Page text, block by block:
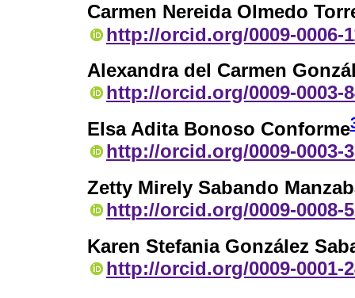
Carmen Nereida Olmedo
http://orcid.org/0009-0006-
Alexandra del Carmen
http://orcid.org/0009-0003-
Elsa Adita Bonoso Conforme
http://orcid.org/0009-0003-
Zetty Mirely Sabando
http://orcid.org/0009-0008-
Karen Stefania González
http://orcid.org/0009-0001-